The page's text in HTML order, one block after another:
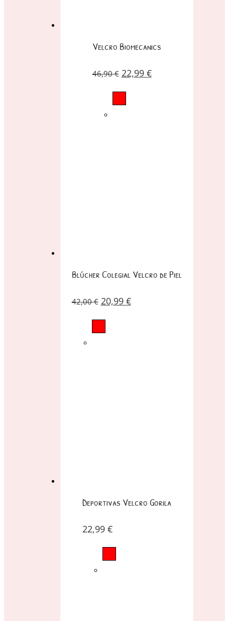
Velcro Biomecanics
46,90€ 22,99 €
Blúcher Colegial Velcro de Piel
42,00€ 20,99 €
Deportivas Velcro Gorila
22,99 €